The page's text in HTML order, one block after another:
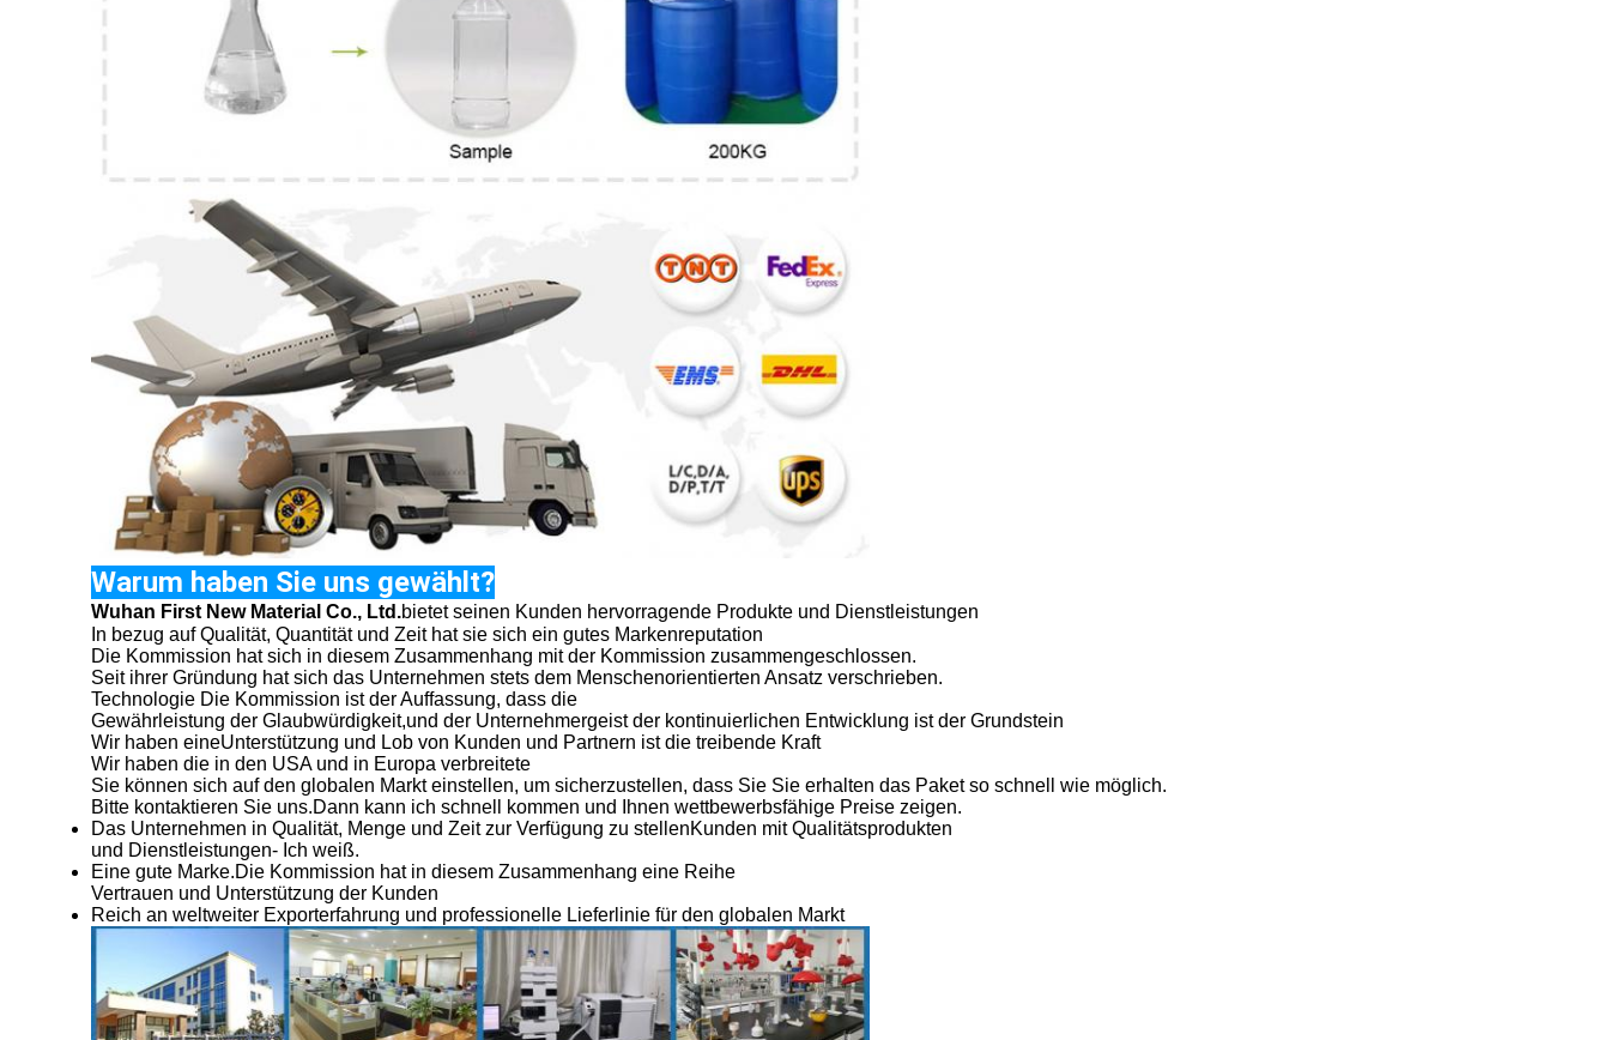
Warum haben Sie uns gewählt?
Wuhan First New Material Co., Ltd.bietet seinen Kunden hervorragende Produkte und Dienstleistungen
In bezug auf Qualität, Quantität und Zeit hat sie sich ein gutes Markenreputation
Die Kommission hat sich in diesem Zusammenhang mit der Kommission zusammengeschlossen.
Seit ihrer Gründung hat sich das Unternehmen stets dem Menschenorientierten Ansatz verschrieben.
Technologie Die Kommission ist der Auffassung, dass die
Gewährleistung der Glaubwürdigkeit,und der Unternehmergeist der kontinuierlichen Entwicklung ist der Grundstein
Wir haben eineUnterstützung und Lob von Kunden und Partnern ist die treibende Kraft
Wir haben die in den USA und in Europa verbreitete
Sie können sich auf den globalen Markt einstellen, um sicherzustellen, dass Sie Sie erhalten das Paket so schnell wie möglich.
Bitte kontaktieren Sie uns.Dann kann ich schnell kommen und Ihnen wettbewerbsfähige Preise zeigen.
Das Unternehmen in Qualität, Menge und Zeit zur Verfügung zu stellenKunden mit Qualitätsprodukten
und Dienstleistungen- Ich weiß.
Eine gute Marke.Die Kommission hat in diesem Zusammenhang eine Reihe
Vertrauen und Unterstützung der Kunden
Reich an weltweiter Exporterfahrung und professionelle Lieferlinie für den globalen Markt